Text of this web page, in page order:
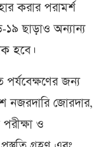
করার পরামর্শ
ছাড়াও অন্যান্য
হবে।
পর্যবেক্ষণের জন্য
নজরদারি জোরদার,
ও